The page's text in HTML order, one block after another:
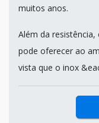
muitos anos.
Além da
pode oferecer ao
vista que o inox